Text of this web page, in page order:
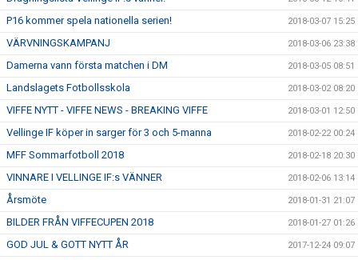
P16 kommer spela nationella serien! 2018-03-07 15:25
VÄRVNINGSKAMPANJ 2018-03-06 23:38
Damerna vann första matchen i DM 2018-03-05 08:51
Landslagets Fotbollsskola 2018-03-02 08:20
VIFFE NYTT - VIFFE NEWS - BREAKING VIFFE 2018-03-01 12:50
Vellinge IF köper in sarger för 3 och 5-manna 2018-02-22 00:24
MFF Sommarfotboll 2018 2018-02-18 20:30
VINNARE I VELLINGE IF:s VÄNNER 2018-02-06 13:14
Årsmöte 2018-01-31 21:07
BILDER FRÅN VIFFECUPEN 2018 2018-01-27 01:26
GOD JUL & GOTT NYTT ÅR 2017-12-24 09:07